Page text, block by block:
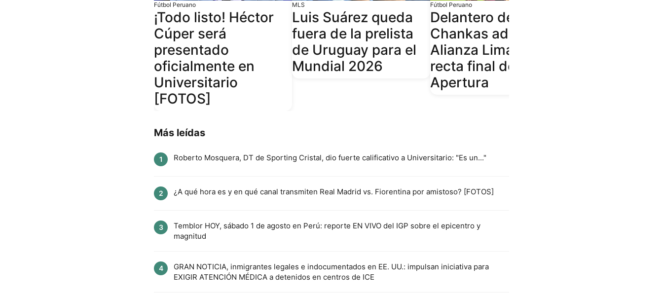
Fútbol Peruano
¡Todo listo! Héctor
Cúper será
presentado
oficialmente en
Universitario
[FOTOS]
MLS
Luis Suárez queda
fuera de la prelista
de Uruguay para el
Mundial 2026
Fútbol Peruano
Delantero de Los
Chankas advierte a
Alianza Lima en la
recta final del
Apertura
Más leídas
1 Roberto Mosquera, DT de Sporting Cristal, dio fuerte calificativo a Universitario: "Es un..."
2 ¿A qué hora es y en qué canal transmiten Real Madrid vs. Fiorentina por amistoso? [FOTOS]
3
Temblor HOY, sábado 1 de agosto en Perú: reporte EN VIVO del IGP sobre el epicentro y
magnitud
4
GRAN NOTICIA, inmigrantes legales e indocumentados en EE. UU.: impulsan iniciativa para
EXIGIR ATENCIÓN MÉDICA a detenidos en centros de ICE